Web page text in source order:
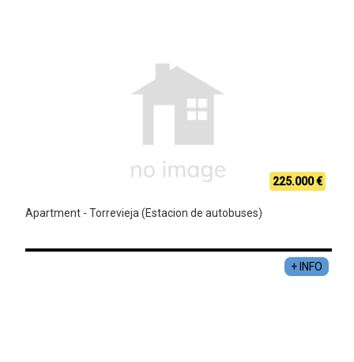
225.000 €
Apartment - Torrevieja (Estacion de autobuses)
+ INFO